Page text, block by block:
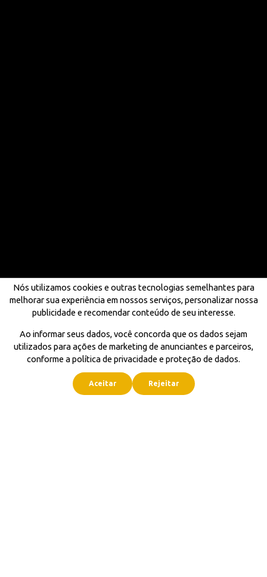
Nós utilizamos cookies e outras tecnologias semelhantes para
melhorar sua experiência em nossos serviços, personalizar nossa
publicidade e recomendar conteúdo de seu interesse.
Ao informar seus dados, você concorda que os dados sejam
utilizados para ações de marketing de anunciantes e parceiros,
conforme a política de privacidade e proteção de dados.
Aceitar Rejeitar